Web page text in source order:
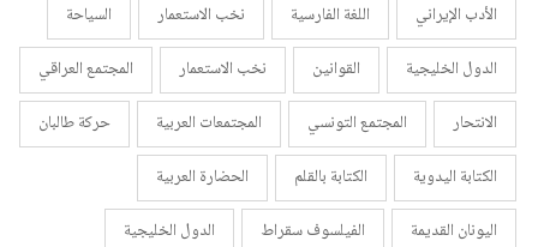
الأدب الإيراني
اللغة الفارسية نخب الاستعمار
السياحة
الدول الخليجية
القوانين نخب الاستعمار
المجتمع العراقي
الانتحار
المجتمع التونسي المجتمعات العربية
حركة طالبان
الكتابة اليدوية
الكتابة بالقلم
الحضارة العربية
اليونان القديمة
الفيلسوف سقراط
الدول الخليجية